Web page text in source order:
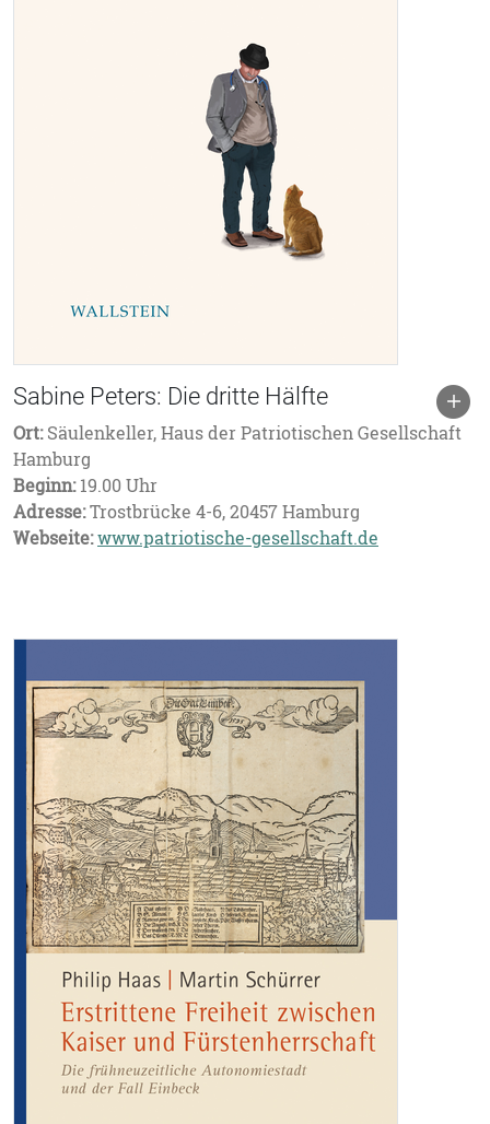
Sabine Peters: Die dritte Hälfte
Ort:Säulenkeller, Haus der Patriotischen Gesellschaft
Hamburg
Beginn:19.00 Uhr
Adresse:Trostbrücke 4-6, 20457 Hamburg
Webseite:www.patriotische-gesellschaft.de